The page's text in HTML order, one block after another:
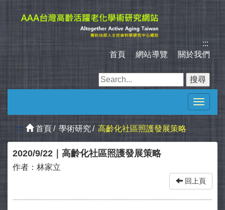
:::
首頁
網站導覽 關於我們
Toggle
:::
首頁 學術研究 高齡化社區照護發展策略
2020/9/22｜高齡化社區照護發展策略
作者： 林家立
回上頁